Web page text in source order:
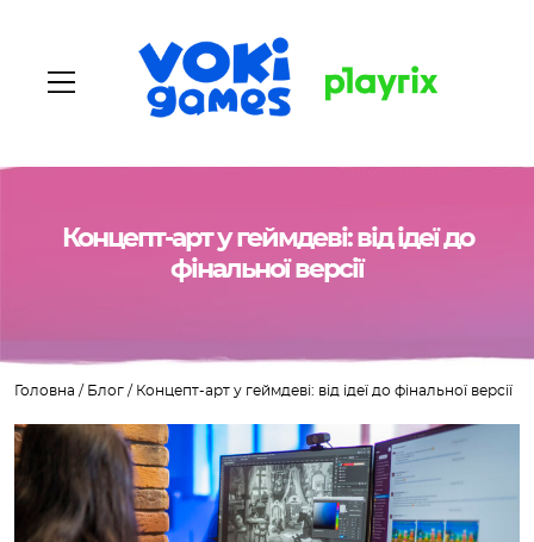
Головна
Контакти
Концепт-арт у геймдеві: від ідеї до
фінальної версії
Головна / Блог / Концепт-арт у геймдеві: від ідеї до фінальної версії